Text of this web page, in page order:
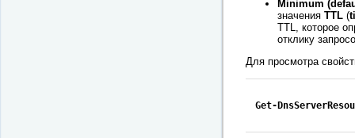
Minimum
значения TTL (
TTL, которое
отклику
Для просмотра
Get-